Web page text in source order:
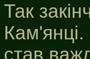
Так
став